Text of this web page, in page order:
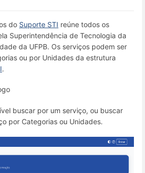
do Suporte STI reúne todos os
Superintendência de Tecnologia da
da UFPB. Os serviços podem ser
ou por Unidades da estrutura
.
buscar por um serviço, ou buscar
por Categorias ou Unidades.